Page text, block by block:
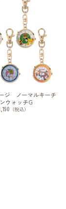
ジ ノーマルキーチ
ウォッチG
（税込）